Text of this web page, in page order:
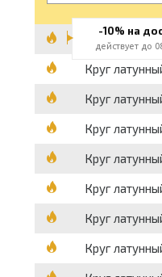
Круг
Круг
Круг
Круг
Круг
Круг
Круг
Круг
-10% на
действует до